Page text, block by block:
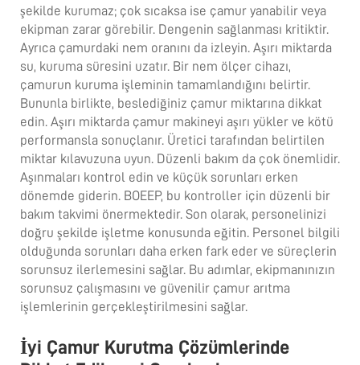
şekilde kurumaz; çok sıcaksa ise çamur yanabilir veya
ekipman zarar görebilir. Dengenin sağlanması kritiktir.
Ayrıca çamurdaki nem oranını da izleyin. Aşırı miktarda
su, kuruma süresini uzatır. Bir nem ölçer cihazı,
çamurun kuruma işleminin tamamlandığını belirtir.
Bununla birlikte, beslediğiniz çamur miktarına dikkat
edin. Aşırı miktarda çamur makineyi aşırı yükler ve kötü
performansla sonuçlanır. Üretici tarafından belirtilen
miktar kılavuzuna uyun. Düzenli bakım da çok önemlidir.
Aşınmaları kontrol edin ve küçük sorunları erken
dönemde giderin. BOEEP, bu kontroller için düzenli bir
bakım takvimi önermektedir. Son olarak, personelinizi
doğru şekilde işletme konusunda eğitin. Personel bilgili
olduğunda sorunları daha erken fark eder ve süreçlerin
sorunsuz ilerlemesini sağlar. Bu adımlar, ekipmanınızın
sorunsuz çalışmasını ve güvenilir çamur arıtma
işlemlerinin gerçekleştirilmesini sağlar.
İyi Çamur Kurutma Çözümlerinde